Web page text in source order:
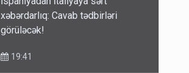
Kartdan karta istədiyiniz qədər
köçürmə edə bilərsiniz - VİDEO
xəbərdarlıq: Cavab tədbirləri
görüləcək!
19:41